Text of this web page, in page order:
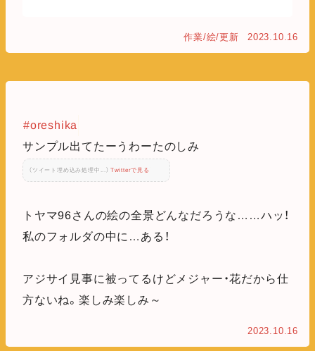
作業/絵/更新 2023.10.16
#oreshika
サンプル出てたーうわーたのしみ
（ツイート埋め込み処理中...） Twitterで見る
トヤマ96さんの絵の全景どんなだろうな……ハッ！
私のフォルダの中に…ある！
アジサイ見事に被ってるけどメジャー・花だから仕
方ないね。楽しみ楽しみ～
2023.10.16